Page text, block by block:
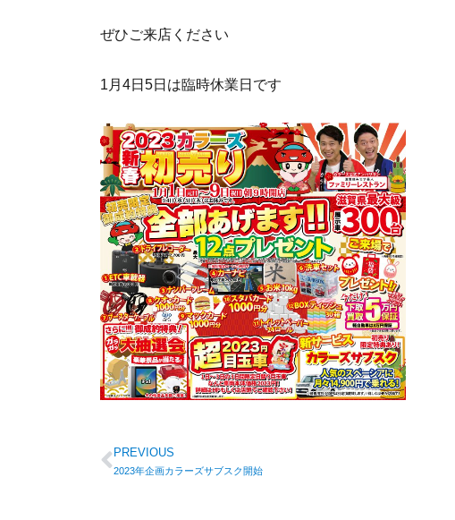
ぜひご来店ください
1月4日5日は臨時休業日です
PREVIOUS
2023年企画カラーズサブスク開始